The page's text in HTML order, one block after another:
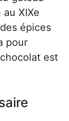
XIXe
épices
pour
est